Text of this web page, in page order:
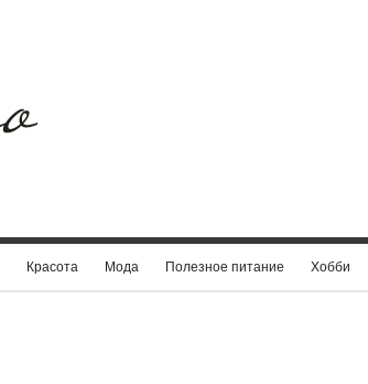
Красота Мода Полезное питание Хобби